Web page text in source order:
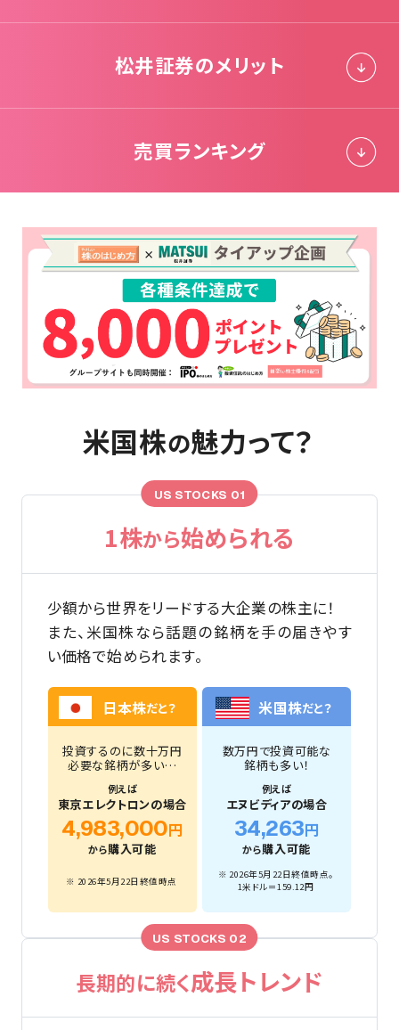
松井証券のメリット
売買ランキング
米国株の魅力って？
US STOCKS 01
1株から始められる
少額から世界をリードする大企業の株主に！
また、米国株なら話題の銘柄を手の届きやす
い価格で始められます。
日本株だと？
投資するのに数十万円
必要な銘柄が多い…
例えば
東京エレクトロンの場合
4,983,000円
から購入可能
※ 2026年5月22日終値時点
米国株だと？
数万円で投資可能な
銘柄も多い！
例えば
エヌビディアの場合
34,263円
から購入可能
※ 2026年5月22日終値時点。
1米ドル＝159.12円
US STOCKS 02
長期的に続く成長トレンド